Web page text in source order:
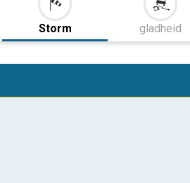
Storm gladheid